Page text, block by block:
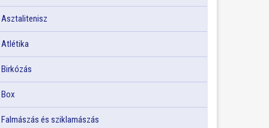
Asztalitenisz
Atlétika
Birkózás
Box
Falmászás és sziklamászás